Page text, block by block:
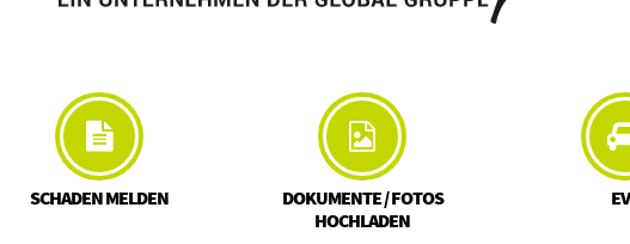
SCHADEN MELDEN
DOKUMENTE / FOTOS
HOCHLADEN